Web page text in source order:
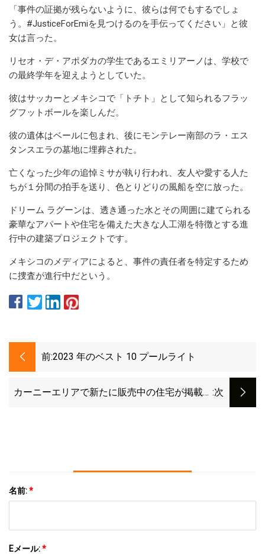
「事件の証拠が残らないように、彼らは何でもするでしょ
う。#JusticeForEmiを見つけるのを手伝ってください」と彼
女は言った。
リセオ・デ・アポダカの学生であるエミリアーノは、学校で
の最終学年を迎えようとしていた。
彼はサッカーとメキシコで「トチト」として知られるフラッ
グフットボールを楽しんだ。
彼の遺体はベールに包まれ、後にモンテレー南部のラ・エス
タンスエラの墓地に埋葬された。
亡くなった少年の追悼ミサが執り行われ、友人や愛する人た
ちが１分間の拍手を送り、色とりどりの風船を空に放った。
ドリーム ラグーンは、透き通った水とその周囲に建てられる
豪華なアパートや住宅を備えた大きな人工湖を特徴とする進
行中の建築プロジェクトです。
メキシコのメディアによると、事件の責任者を特定するため
に捜査が進行中だという。
前:2023 年のベスト 10 プールライト
カーニーエリアで新たに販売中の住宅が掲載さ :次
名前:*
Eメール:*